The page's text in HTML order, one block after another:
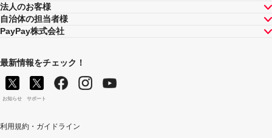
法人のお客様
自治体の担当者様
PayPay株式会社
最新情報をチェック！
お知らせ サポート
利用規約・ガイドライン